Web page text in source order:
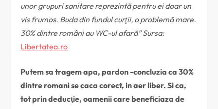
unor grupuri sanitare reprezintă pentru ei doar un
vis frumos. Buda din fundul curţii, o problemă mare.
30% dintre români au WC-ul afară” Sursa:
Libertatea.ro
Putem sa tragem apa, pardon -concluzia ca 30%
dintre romani se caca corect, in aer liber. Si ca,
tot prin deducţie, oamenii care beneficiaza de